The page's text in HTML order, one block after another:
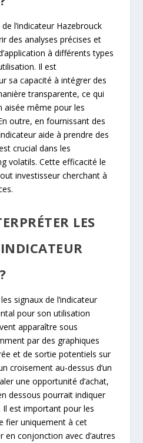
l’indicateur Hazebrouck
des analyses précises et
à différents types
Il est
sa capacité à intégrer des
transparente, ce qui
même pour les
outre, en fournissant des
aide à prendre des
crucial dans les
volatils. Cette efficacité le
investisseur cherchant à
LES
signaux de l’indicateur
pour son utilisation
apparaître sous
par des graphiques
et de sortie potentiels sur
croisement au-dessus d’un
une opportunité d’achat,
dessous pourrait indiquer
Il est important pour les
fier uniquement à cet
en conjonction avec d’autres